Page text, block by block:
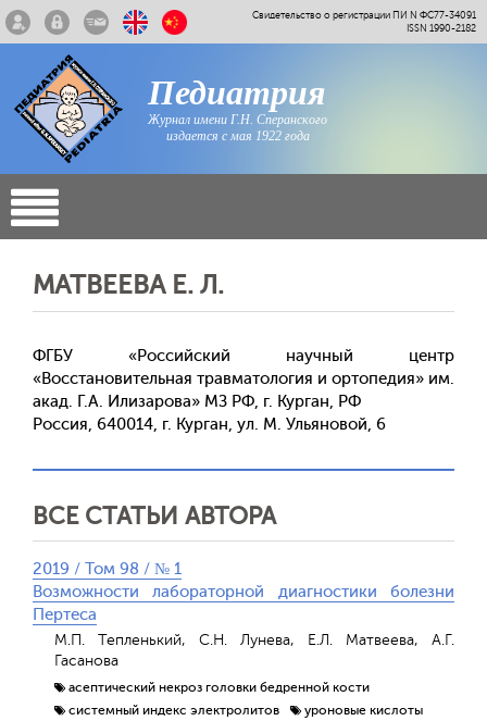
Свидетельство о регистрации ПИ N ФС77-34091
ISSN 1990-2182
Педиатрия
Журнал имени Г.Н. Сперанского
издается с мая 1922 года
МАТВЕЕВА Е. Л.
ФГБУ «Российский научный центр
«Восстановительная травматология и ортопедия» им.
акад. Г.А. Илизарова» МЗ РФ, г. Курган, РФ
Россия, 640014, г. Курган, ул. М. Ульяновой, 6
ВСЕ СТАТЬИ АВТОРА
2019 / Том 98 / № 1
Возможности лабораторной диагностики болезни
Пертеса
М.П. Тепленький, С.Н. Лунева, Е.Л. Матвеева, А.Г.
Гасанова
асептический некроз головки бедренной кости
системный индекс электролитов
уроновые кислоты